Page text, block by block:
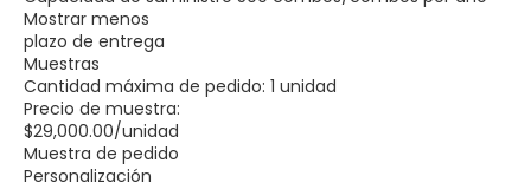
Mostrar menos
plazo de entrega
Muestras
Cantidad máxima de pedido: 1 unidad
Precio de muestra:
$29,000.00/unidad
Muestra de pedido
Personalización